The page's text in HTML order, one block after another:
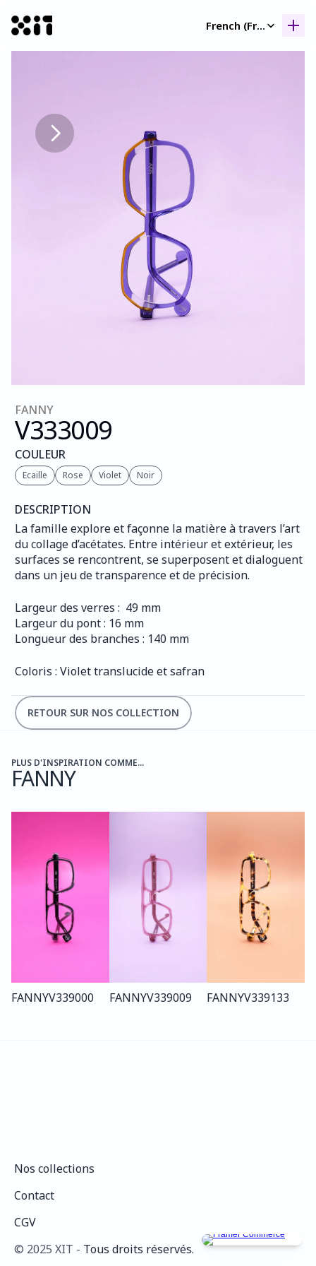
French (France)
FANNY
V333009
COULEUR
Ecaille Rose Violet Noir
DESCRIPTION
La famille explore et façonne la matière à travers l’art
du collage d’acétates. Entre intérieur et extérieur, les
surfaces se rencontrent, se superposent et dialoguent
dans un jeu de transparence et de précision.
Largeur des verres :  49 mm
Largeur du pont : 16 mm
Longueur des branches : 140 mm
Coloris : Violet translucide et safran
RETOUR SUR NOS COLLECTION
PLUS D'INSPIRATION COMME...
FANNY
FANNYV339000 FANNYV339009 FANNYV339133
©️ 2025 XIT - Tous droits réservés.
Nos collections
Contact
CGV